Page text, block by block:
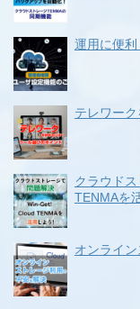
運用に便
テレワー
クラウド
TENMAを
オンライ